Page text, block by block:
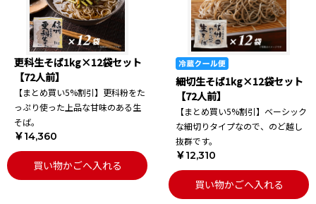
更科生そば1kg×12袋セット
【72人前】
【まとめ買い5%割引】更科粉をた
っぷり使った上品な甘味のある生
そば。
￥14,360
買い物かごへ入れる
細切生そば1kg×12袋セット
【72人前】
【まとめ買い5%割引】ベーシック
な細切りタイプなので、のど越し
抜群です。
￥12,310
買い物かごへ入れる